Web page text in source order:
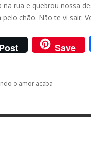
rua e quebrou nossa
chão. Não te vi sair.
Post Save
o amor acaba